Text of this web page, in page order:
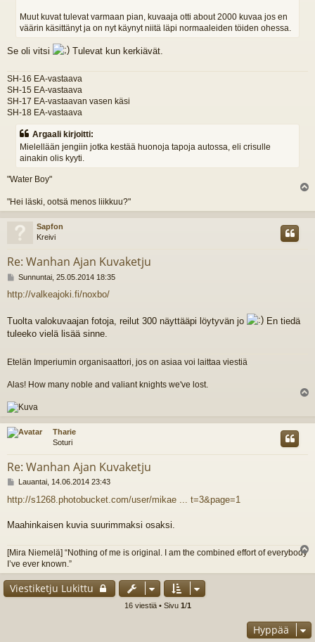
Muut kuvat tulevat varmaan pian, kuvaaja otti about 2000 kuvaa jos en
väärin käsittänyt ja on nyt käynyt niitä läpi normaaleiden töiden ohessa.
Se oli vitsi Tulevat kun kerkiävät.
SH-16 EA-vastaava
SH-15 EA-vastaava
SH-17 EA-vastaavan vasen käsi
SH-18 EA-vastaava
Argaali kirjoitti:
Mielellään jengiin jotka kestää huonoja tapoja autossa, eli crisulle
ainakin olis kyyti.
"Water Boy"
"Hei läski, ootsä menos liikkuu?"
ö
Sapfon
Kreivi
Re: Wanhan Ajan Kuvaketju
V
e
t
i
Sunnuntai, 25.05.2014 18:35
http://valkeajoki.fi/noxbo/
Tuolta valokuvaajan fotoja, reilut 300 näyttääpi löytyvän jo
En tiedä
tuleeko vielä lisää sinne.
Etelän Imperiumin organisaattori, jos on asiaa voi laittaa viestiä
Alas! How many noble and valiant knights we've lost.
s
Tharie
Soturi
Re: Wanhan Ajan Kuvaketju
V
e
t
Lauantai, 14.06.2014 23:43
http://s1268.photobucket.com/user/mikae ... t=3&page=1
Maahinkaisen kuvia suurimmaksi osaksi.
[Mira Niemelä] “Nothing of me is original. I am the combined effort of everybody
I’ve ever known.”
ö
Viestiketju Lukittu
16 viestiä • Sivu 1/1
Hyppää